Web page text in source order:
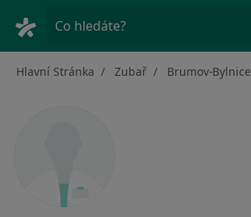
Co hledáte?
Hlavní Stránka Zubař Brumov-Bylnice